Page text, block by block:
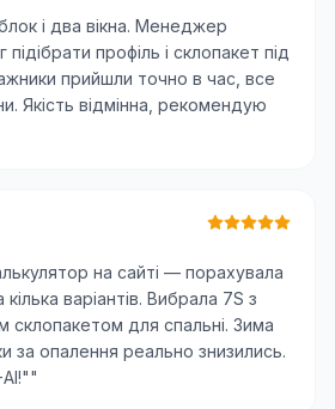
і два вікна. Менеджер
профіль і склопакет під
прийшли точно в час, все
Якість відмінна, рекомендую
на сайті — порахувала
варіантів. Вибрала 7S з
склопакетом для спальні. Зима
за опалення реально знизились.
"